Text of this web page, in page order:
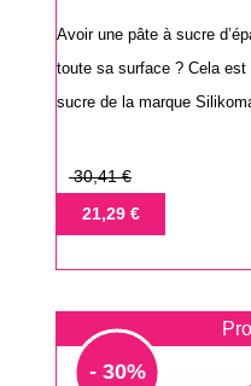
Avoir une pâte à sucre
toute sa surface ? Cela
sucre de la marque
Prix
base
30,41 €
Prix21,29 €
- 30%